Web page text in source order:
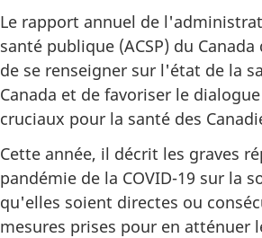
Le rapport annuel de
santé publique (ACSP) du
de se renseigner sur l'état de la
Canada et de favoriser le
cruciaux pour la santé des
Cette année, il décrit les graves
pandémie de la COVID-19 sur la
qu'elles soient directes ou
mesures prises pour en atténuer